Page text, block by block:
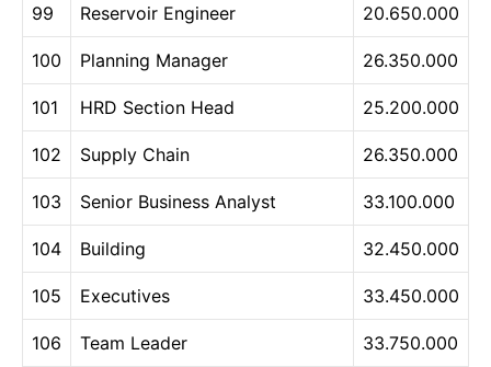
99 Reservoir Engineer 20.650.000
100 Planning Manager 26.350.000
101 HRD Section Head 25.200.000
102 Supply Chain 26.350.000
103 Senior Business Analyst 33.100.000
104 Building 32.450.000
105 Executives 33.450.000
106 Team Leader 33.750.000